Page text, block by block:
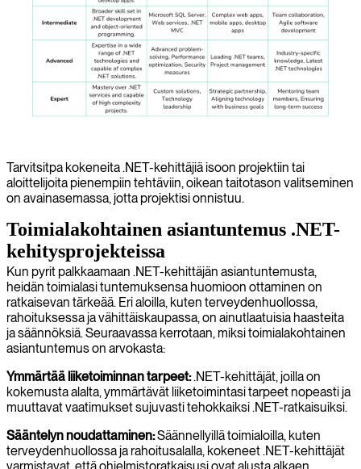
Tarvitsitpa kokeneita .NET-kehittäjiä isoon projektiin tai
aloittelijoita pienempiin tehtäviin, oikean taitotason valitseminen
on avainasemassa, jotta projektisi onnistuu.
Toimialakohtainen asiantuntemus .NET-
kehitysprojekteissa
Kun pyrit palkkaamaan .NET-kehittäjän asiantuntemusta,
heidän toimialasi tuntemuksensa huomioon ottaminen on
ratkaisevan tärkeää. Eri aloilla, kuten terveydenhuollossa,
rahoituksessa ja vähittäiskaupassa, on ainutlaatuisia haasteita
ja säännöksiä. Seuraavassa kerrotaan, miksi toimialakohtainen
asiantuntemus on arvokasta:
Ymmärtää liiketoiminnan tarpeet:.NET-kehittäjät, joilla on
kokemusta alalta, ymmärtävät liiketoimintasi tarpeet nopeasti ja
muuttavat vaatimukset sujuvasti tehokkaiksi .NET-ratkaisuiksi.
Sääntelyn noudattaminen:Säännellyillä toimialoilla, kuten
terveydenhuollossa ja rahoitusalalla, kokeneet .NET-kehittäjät